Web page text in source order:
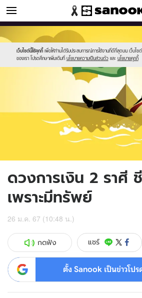
ดูดวง
เว็บไซต์นี้ใช้คุกกี้ เพื่อให้ท่านได้รับประสบการณ์การใช้งานที่ดีที่สุดบน เว็บไซต์
ของเรา โปรดศึกษาเพิ่มเติมที่ นโยบายความเป็นส่วนตัว และ นโยบายคุกกี้
//s.isanook.com/sr/0/images/logo-
new-
sanook.png
//s.isanook.com/ho/0/ud/54/271483/
ดวงการเงิน 2 ราศี
เพราะมีทรัพย์
26 ม.ค. 67 (10:48 น.)
กดฟัง แชร์
ตั้ง Sanook เป็นข่าวโป